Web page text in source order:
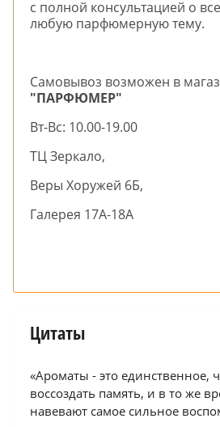
с полной консультацией о
любую парфюмерную тему.
Самовывоз возможен в
"ПАРФЮМЕР"
Вт-Вс: 10.00-19.00
ТЦ Зеркало,
Веры Хоружей 6Б,
Галерея 17А-18А
Цитаты
«Ароматы - это единственное,
воссоздать память, и в то же
навевают самое сильное